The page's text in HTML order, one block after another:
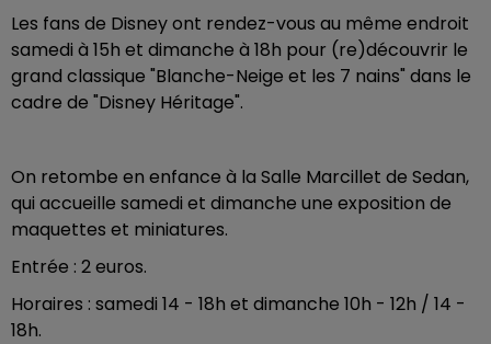
Les fans de Disney ont rendez-vous au même endroit
samedi à 15h et dimanche à 18h pour (re)découvrir le
grand classique "Blanche-Neige et les 7 nains" dans le
cadre de "Disney Héritage".
On retombe en enfance à la Salle Marcillet de Sedan,
qui accueille samedi et dimanche une exposition de
maquettes et miniatures.
Entrée : 2 euros.
Horaires : samedi 14 - 18h et dimanche 10h - 12h / 14 -
18h.